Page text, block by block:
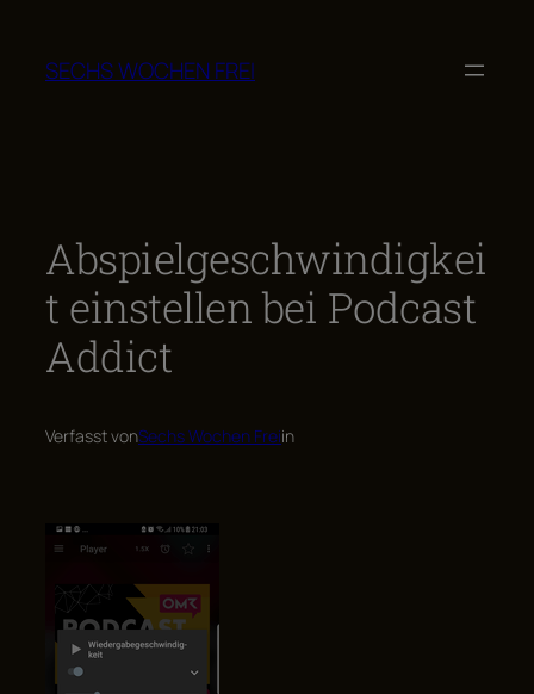
springen
SECHS WOCHEN FREI
Abspielgeschwindigkei
t einstellen bei Podcast
Addict
Verfasst vonSechs Wochen Freiin